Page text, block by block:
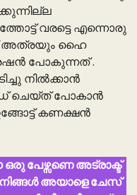
വരട്ടെ എന്നൊരു
അത്രയും ഹൈ
പോകുന്നത് .
നിൽക്കാൻ
ചെയ്ത് പോകാൻ
കണക്ഷൻ
ഒരു പേഴ്സണെ അട്രാക്ട്
അയാളെ ചേസ്